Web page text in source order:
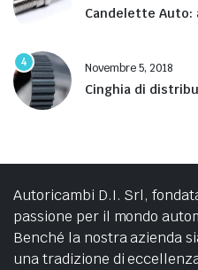
Candelette Auto:
4 Novembre 5, 2018
Cinghia di
Autoricambi D.I. Srl,
passione per il mondo
Benché la nostra azienda
una tradizione di